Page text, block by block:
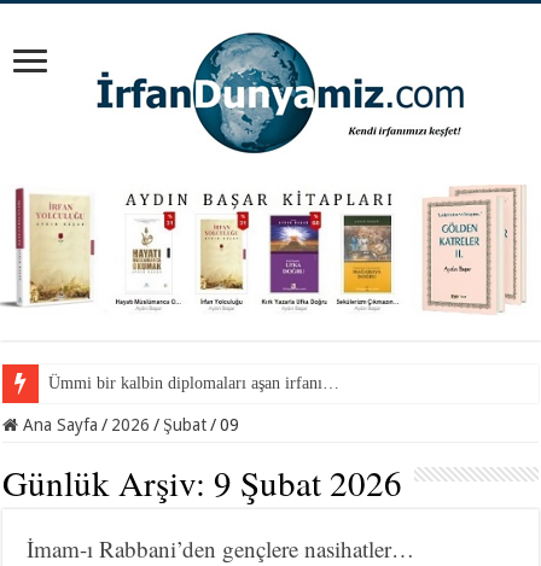
Ümmi bir kalbin diplomaları aşan irfanı…
Ana Sayfa / 2026 / Şubat / 09
Günlük Arşiv:9 Şubat 2026
İmam-ı Rabbani’den gençlere nasihatler…